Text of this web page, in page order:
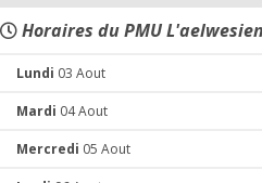
Horaires du PMU
Lundi 03 Aout
Mardi 04 Aout
Mercredi 05 Aout